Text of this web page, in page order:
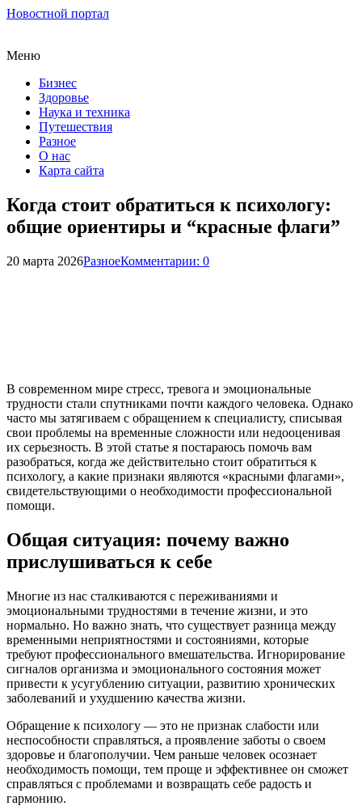
Новостной портал
Меню
Бизнес
Здоровье
Наука и техника
Путешествия
Разное
О нас
Карта сайта
Когда стоит обратиться к психологу:
общие ориентиры и “красные флаги”
20 марта 2026РазноеКомментарии: 0
В современном мире стресс, тревога и эмоциональные
трудности стали спутниками почти каждого человека. Однако
часто мы затягиваем с обращением к специалисту, списывая
свои проблемы на временные сложности или недооценивая
их серьезность. В этой статье я постараюсь помочь вам
разобраться, когда же действительно стоит обратиться к
психологу, а какие признаки являются «красными флагами»,
свидетельствующими о необходимости профессиональной
помощи.
Общая ситуация: почему важно
прислушиваться к себе
Многие из нас сталкиваются с переживаниями и
эмоциональными трудностями в течение жизни, и это
нормально. Но важно знать, что существует разница между
временными неприятностями и состояниями, которые
требуют профессионального вмешательства. Игнорирование
сигналов организма и эмоционального состояния может
привести к усугублению ситуации, развитию хронических
заболеваний и ухудшению качества жизни.
Обращение к психологу — это не признак слабости или
неспособности справляться, а проявление заботы о своем
здоровье и благополучии. Чем раньше человек осознает
необходимость помощи, тем проще и эффективнее он сможет
справляться с проблемами и возвращать себе радость и
гармонию.